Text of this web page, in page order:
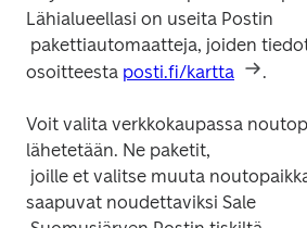
Lähialueellasi on useita Postin
osoitteesta posti.fi/kartta
Voit valita verkkokaupassa
lähetetään. Ne paketit,
saapuvat noudettaviksi Sale